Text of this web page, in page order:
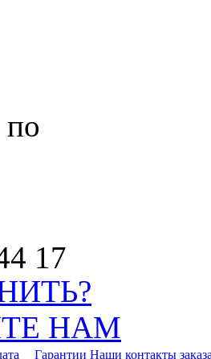
по
17
НАМ
Гарантии Наши контакты